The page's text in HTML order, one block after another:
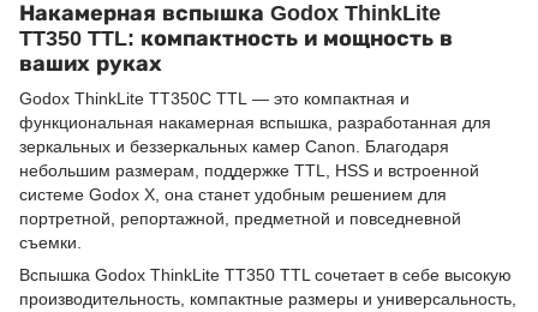
Накамерная вспышка Godox ThinkLite
TT350 TTL: компактность и мощность в
ваших руках
Godox ThinkLite TT350C TTL — это компактная и
функциональная накамерная вспышка, разработанная для
зеркальных и беззеркальных камер Canon. Благодаря
небольшим размерам, поддержке TTL, HSS и встроенной
системе Godox X, она станет удобным решением для
портретной, репортажной, предметной и повседневной
съемки.
Вспышка Godox ThinkLite TT350 TTL сочетает в себе высокую
производительность, компактные размеры и универсальность,